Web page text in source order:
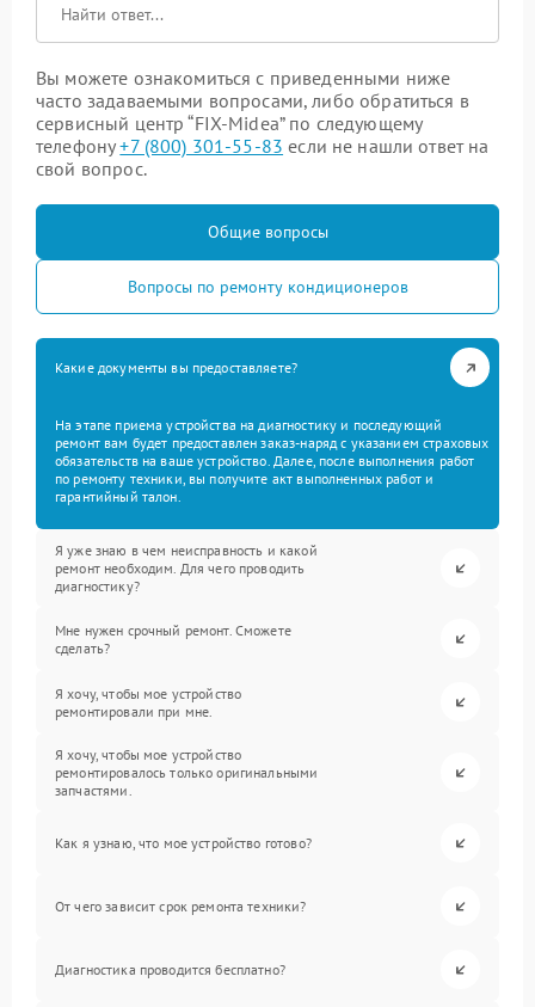
Вы можете ознакомиться с приведенными ниже
часто задаваемыми вопросами, либо обратиться в
сервисный центр “FIX-Midea” по следующему
телефону+7 (800) 301-55-83 если не нашли ответ на
свой вопрос.
Общие вопросы
Вопросы по ремонту кондиционеров
Какие документы вы предоставляете?
На этапе приема устройства на диагностику и последующий
ремонт вам будет предоставлен заказ-наряд с указанием страховых
обязательств на ваше устройство. Далее, после выполнения работ
по ремонту техники, вы получите акт выполненных работ и
гарантийный талон.
Я уже знаю в чем неисправность и какой
ремонт необходим. Для чего проводить
диагностику?
Мне нужен срочный ремонт. Сможете
сделать?
Я хочу, чтобы мое устройство
ремонтировали при мне.
Я хочу, чтобы мое устройство
ремонтировалось только оригинальными
запчастями.
Как я узнаю, что мое устройство готово?
От чего зависит срок ремонта техники?
Диагностика проводится бесплатно?